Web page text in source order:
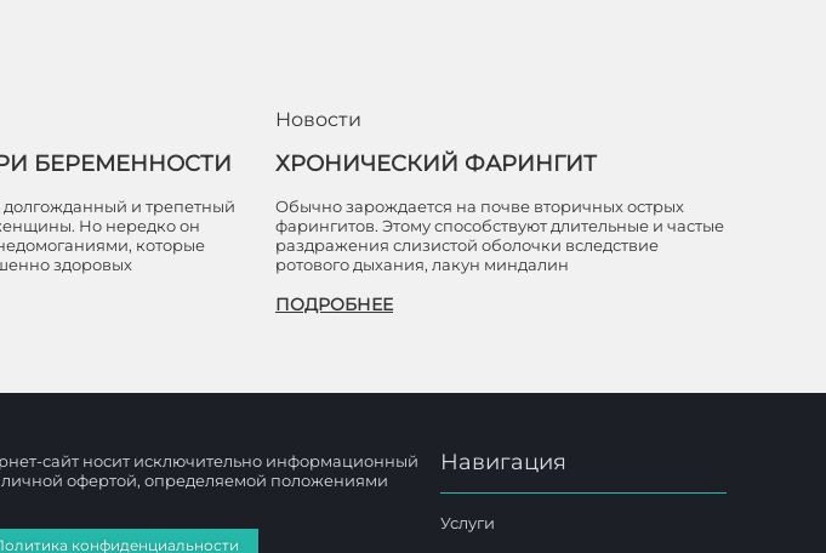
БЕРЕМЕННОСТИ
долгожданный и трепетный
Но нередко он
которые
здоровых
Новости
ХРОНИЧЕСКИЙ ФАРИНГИТ
Обычно зарождается на почве вторичных острых
фарингитов. Этому способствуют длительные и частые
раздражения слизистой оболочки вследствие
ротового дыхания, лакун миндалин
ПОДРОБНЕЕ
сайт носит исключительно информационный
офертой, определяемой положениями
конфиденциальности
Навигация
Услуги